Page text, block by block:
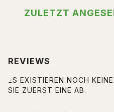
ZULETZT
REVIEWS
ES EXISTIEREN NOCH
SIE ZUERST EINE AB.